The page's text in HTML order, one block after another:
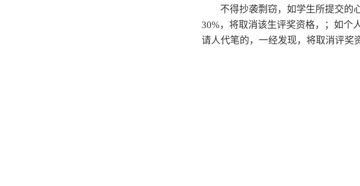
不得抄袭剽窃，如学生所提交的
30%，将取消该生评奖资格，；如个
请人代笔的，一经发现，将取消评奖